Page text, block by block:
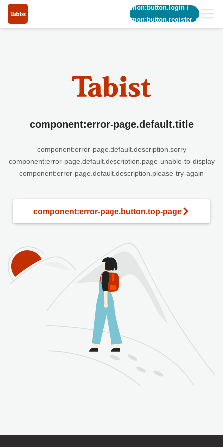
common:button.login/
common:button.register_short
component:error-page.default.title
component:error-page.default.description.sorry
component:error-page.default.description.page-unable-to-display
component:error-page.default.description.please-try-again
component:error-page.button.top-page